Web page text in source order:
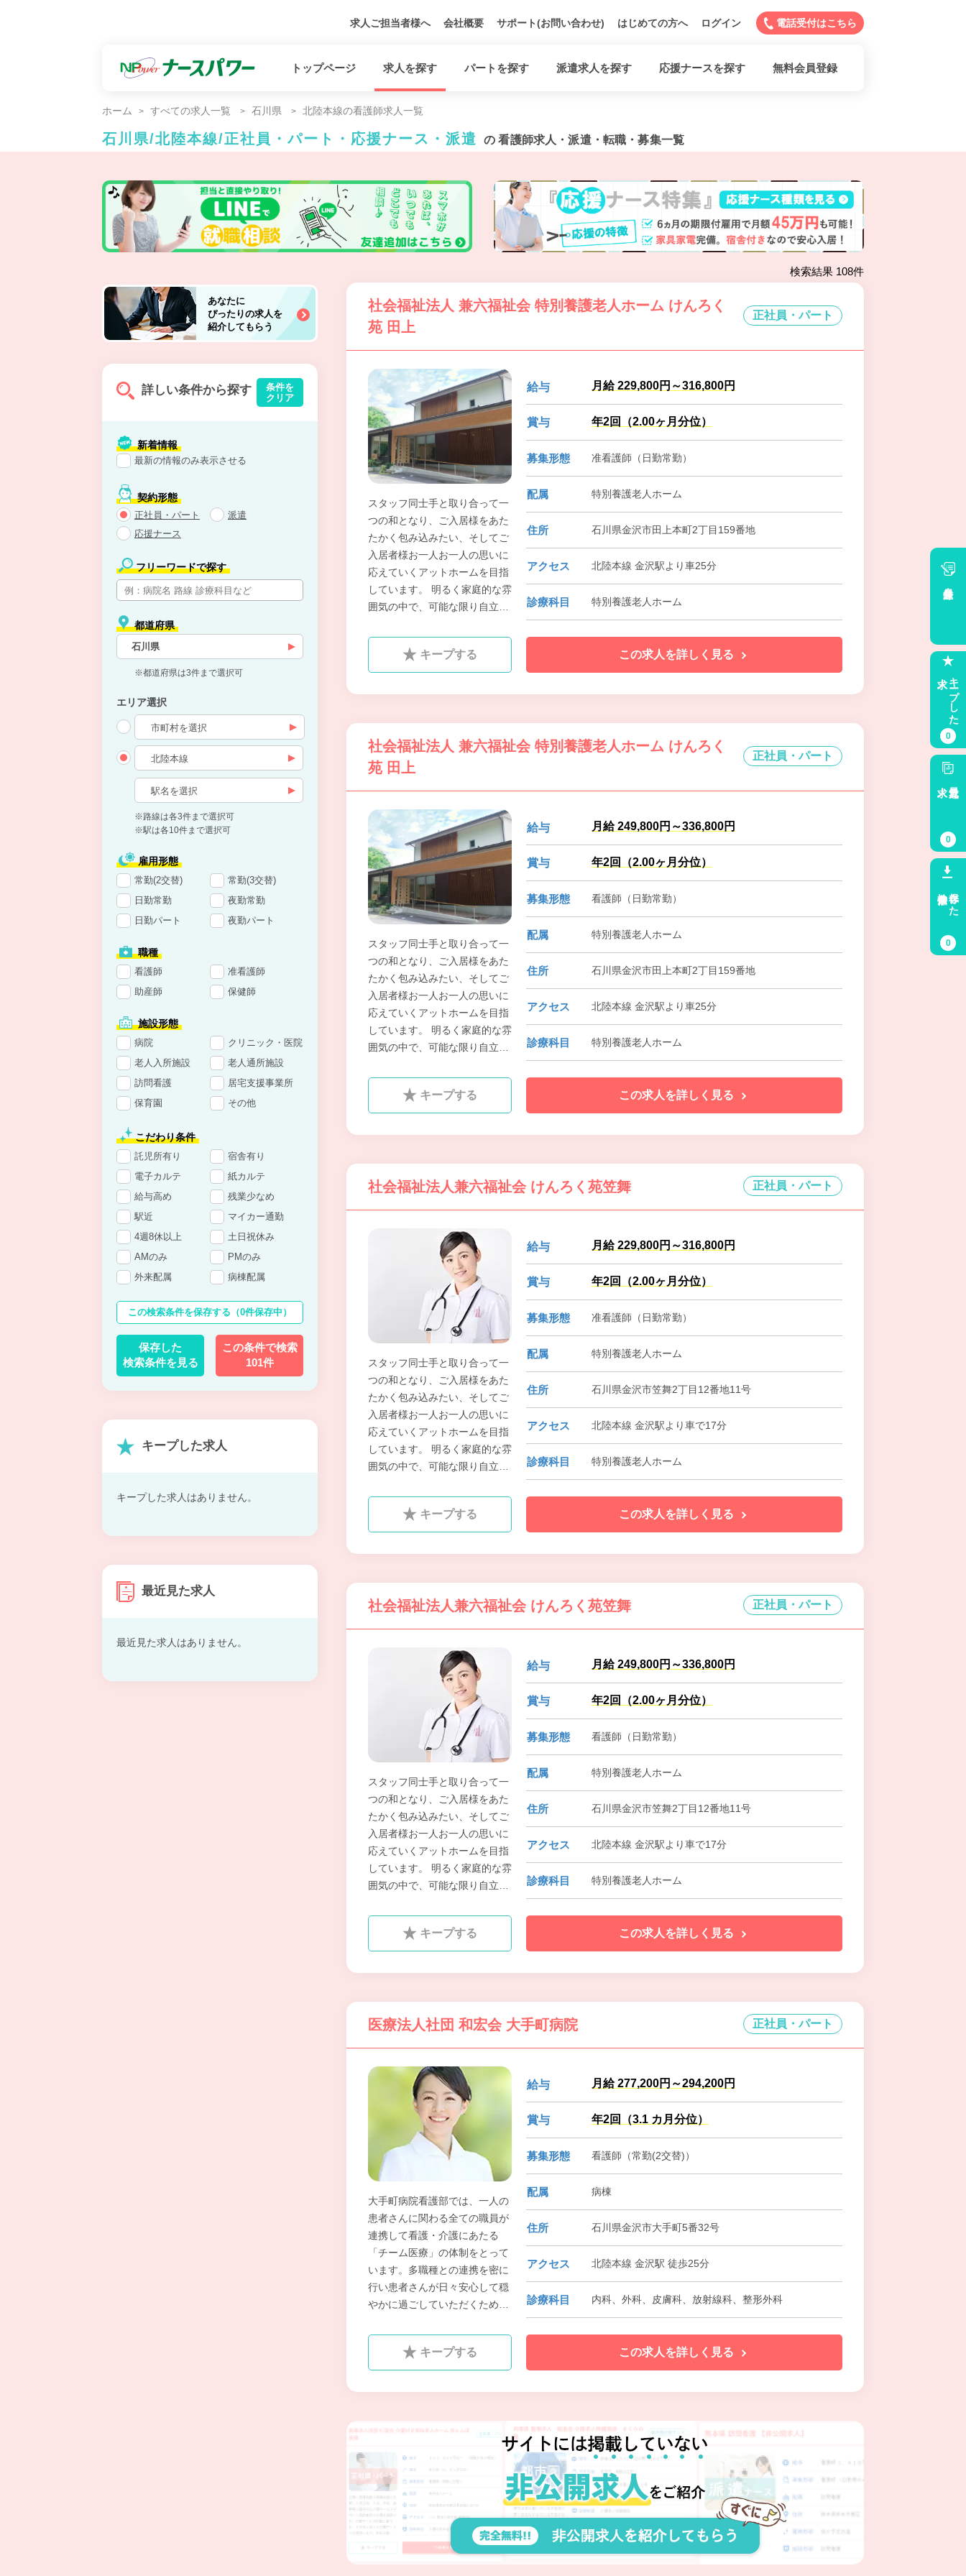
求人ご担当者様へ 会社概要 サポート(お問い合わせ) はじめての方へ ログイン 電話受付はこちら
トップページ 求人を探す パートを探す 派遣求人を探す 応援ナースを探す 無料会員登録
ホーム すべての求人一覧 石川県 北陸本線の看護師求人一覧
石川県/北陸本線/正社員・パート・応援ナース・派遣 の 看護師求人・派遣・転職・募集一覧
検索結果 108件
社会福祉法人 兼六福祉会 特別養護老人ホーム けんろく
苑 田上
正社員・パート
スタッフ同士手と取り合って一
つの和となり、ご入居様をあた
たかく包み込みたい、そしてご
入居者様お一人お一人の思いに
応えていくアットホームを目指
しています。 明るく家庭的な雰
囲気の中で、可能な限り自立し
るよう、 おひとりお一人の心
身・身体の状態に合わせた食事
や入浴などのサービスを提供い
たします。
給与 月給 229,800円～316,800円
賞与 年2回（2.00ヶ月分位）
募集形態 准看護師（日勤常勤）
配属 特別養護老人ホーム
住所 石川県金沢市田上本町2丁目159番地
アクセス 北陸本線 金沢駅より車25分
診療科目 特別養護老人ホーム
キープする この求人を詳しく見る
社会福祉法人 兼六福祉会 特別養護老人ホーム けんろく
苑 田上
正社員・パート
スタッフ同士手と取り合って一
つの和となり、ご入居様をあた
たかく包み込みたい、そしてご
入居者様お一人お一人の思いに
応えていくアットホームを目指
しています。 明るく家庭的な雰
囲気の中で、可能な限り自立し
るよう、 おひとりお一人の心
身・身体の状態に合わせた食事
や入浴などのサービスを提供い
たします。
給与 月給 249,800円～336,800円
賞与 年2回（2.00ヶ月分位）
募集形態 看護師（日勤常勤）
配属 特別養護老人ホーム
住所 石川県金沢市田上本町2丁目159番地
アクセス 北陸本線 金沢駅より車25分
診療科目 特別養護老人ホーム
キープする この求人を詳しく見る
社会福祉法人兼六福祉会 けんろく苑笠舞 正社員・パート
スタッフ同士手と取り合って一
つの和となり、ご入居様をあた
たかく包み込みたい、そしてご
入居者様お一人お一人の思いに
応えていくアットホームを目指
しています。 明るく家庭的な雰
囲気の中で、可能な限り自立し
るよう、 おひとりお一人の心
身・身体の状態に合わせた食事
や入浴などのサービスを提供い
たします。
給与 月給 229,800円～316,800円
賞与 年2回（2.00ヶ月分位）
募集形態 准看護師（日勤常勤）
配属 特別養護老人ホーム
住所 石川県金沢市笠舞2丁目12番地11号
アクセス 北陸本線 金沢駅より車で17分
診療科目 特別養護老人ホーム
キープする この求人を詳しく見る
社会福祉法人兼六福祉会 けんろく苑笠舞 正社員・パート
スタッフ同士手と取り合って一
つの和となり、ご入居様をあた
たかく包み込みたい、そしてご
入居者様お一人お一人の思いに
応えていくアットホームを目指
しています。 明るく家庭的な雰
囲気の中で、可能な限り自立し
るよう、 おひとりお一人の心
身・身体の状態に合わせた食事
や入浴などのサービスを提供い
たします。
給与 月給 249,800円～336,800円
賞与 年2回（2.00ヶ月分位）
募集形態 看護師（日勤常勤）
配属 特別養護老人ホーム
住所 石川県金沢市笠舞2丁目12番地11号
アクセス 北陸本線 金沢駅より車で17分
診療科目 特別養護老人ホーム
キープする この求人を詳しく見る
医療法人社団 和宏会 大手町病院 正社員・パート
大手町病院看護部では、一人の
患者さんに関わる全ての職員が
連携して看護・介護にあたる
「チーム医療」の体制をとって
います。多職種との連携を密に
行い患者さんが日々安心して穏
やかに過ごしていただくために
くに看護部で果たす役割は大き
なものとなりますが、満足度を
上げるために日々の研修を活か
し、科学的根拠に基づいたケア
護・介護を目指してまいりま
す。
給与 月給 277,200円～294,200円
賞与 年2回（3.1 カ月分位）
募集形態 看護師（常勤(2交替)）
配属 病棟
住所 石川県金沢市大手町5番32号
アクセス 北陸本線 金沢駅 徒歩25分
診療科目 内科、外科、皮膚科、放射線科、整形外科
キープする この求人を詳しく見る
あなたに
ぴったりの求人を
紹介してもらう
詳しい条件から探す
条件を
クリア
新着情報
最新の情報のみ表示させる
契約形態
正社員・パート
派遣
応援ナース
フリーワードで探す
都道府県
石川県
※都道府県は3件まで選択可
エリア選択
※路線は各3件まで選択可
※駅は各10件まで選択可
雇用形態
常勤(2交替)
常勤(3交替)
日勤常勤
夜勤常勤
日勤パート
夜勤パート
職種
看護師
准看護師
助産師
保健師
施設形態
病院
クリニック・医院
老人入所施設
老人通所施設
訪問看護
居宅支援事業所
保育園
その他
こだわり条件
託児所有り
宿舎有り
電子カルテ
紙カルテ
給与高め
残業少なめ
駅近
マイカー通勤
4週8休以上
土日祝休み
AMのみ
PMのみ
外来配属
病棟配属
この検索条件を保存する （0件保存中）
保存した
検索条件を見る
この条件で検索
101件
キープした求人
キープした求人はありません。
最近見た求人
最近見た求人はありません。
キープした
0
最近見た
0
保存した
0